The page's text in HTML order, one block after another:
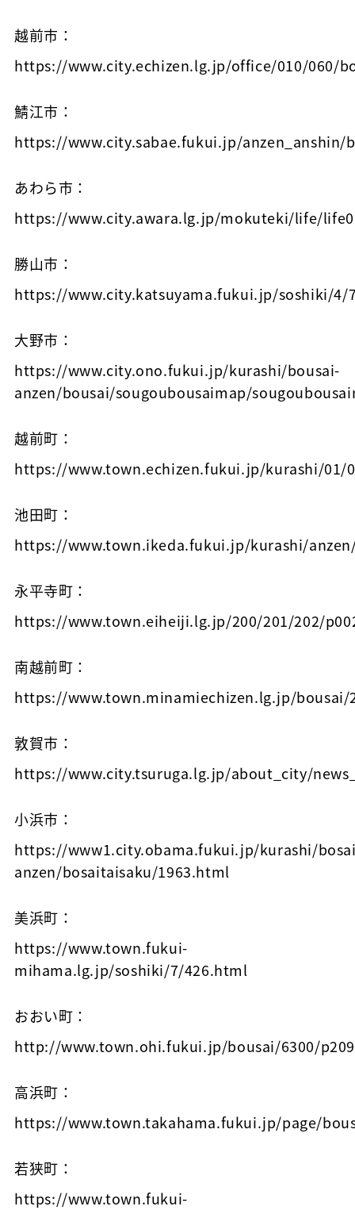
越前市：
https://www.city.echizen.lg.jp/office/010/060/
鯖江市：
https://www.city.sabae.fukui.jp/
あわら市：
https://www.city.awara.lg.jp/mokuteki/life/
勝山市：
https://www.city.katsuyama.fukui.jp/soshiki/4/
大野市：
https://www.city.ono.fukui.jp/kurashi/bousai-
anzen/bousai/sougoubousaimap/
越前町：
https://www.town.echizen.fukui.jp/kurashi/01/
池田町：
https://www.town.ikeda.fukui.jp/kurashi/
永平寺町：
https://www.town.eiheiji.lg.jp/200/201/202/
南越前町：
https://www.town.minamiechizen.lg.jp/bousai/
敦賀市：
https://www.city.tsuruga.lg.jp/about_city/
小浜市：
https://www1.city.obama.fukui.jp/kurashi/
anzen/bosaitaisaku/1963.html
美浜町：
https://www.town.fukui-
mihama.lg.jp/soshiki/7/426.html
おおい町：
http://www.town.ohi.fukui.jp/bousai/6300/
高浜町：
https://www.town.takahama.fukui.jp/page/
若狭町：
https://www.town.fukui-